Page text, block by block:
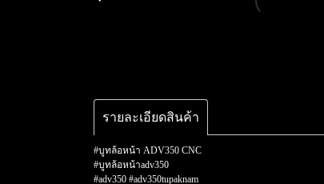
รายละเอียดสินค้า
#บูทล้อหน้า ADV350 CNC
#บูทล้อหน้าadv350
#adv350 #adv350tupaknam